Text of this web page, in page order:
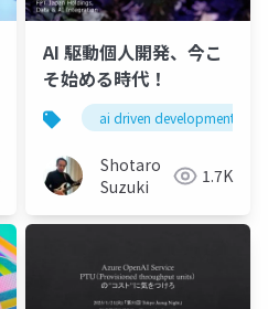
maui .net maui
AI 駆動個人開発、今こ
そ始める時代！
ai driven development
Shotaro
Suzuki
1.7K